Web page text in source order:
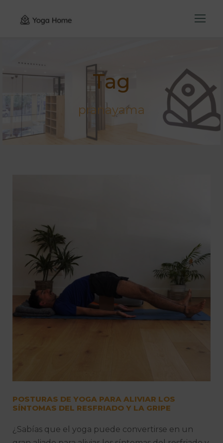
Tag
pranayama
POSTURAS DE YOGA PARA ALIVIAR LOS
SÍNTOMAS DEL RESFRIADO Y LA GRIPE
¿Sabías que el yoga puede convertirse en un